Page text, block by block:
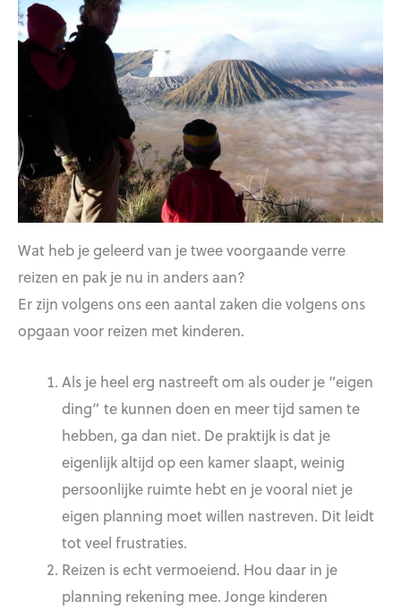
Wat heb je geleerd van je twee voorgaande verre
reizen en pak je nu in anders aan?
Er zijn volgens ons een aantal zaken die volgens ons
opgaan voor reizen met kinderen.
Als je heel erg nastreeft om als ouder je “eigen
ding” te kunnen doen en meer tijd samen te
hebben, ga dan niet. De praktijk is dat je
eigenlijk altijd op een kamer slaapt, weinig
persoonlijke ruimte hebt en je vooral niet je
eigen planning moet willen nastreven. Dit leidt
tot veel frustraties.
Reizen is echt vermoeiend. Hou daar in je
planning rekening mee. Jonge kinderen